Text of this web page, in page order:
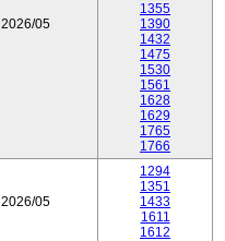
2026/05
1355
1390
1432
1475
1530
1561
1628
1629
1765
1766
2026/05
1294
1351
1433
1611
1612